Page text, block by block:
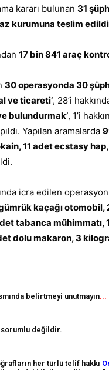
kararı bulunan 31
kurumuna teslim edildi
17 bin 841 araç
30 operasyonda 30
ve ticareti’, 28’i
bulundurmak’, 1’i
Yapılan aramalarda
11 adet ecstasy
icra edilen
kaçağı otomobil,
tabanca mühimmatı,
dolu makaron, 3
belirtmeyi unutmayın...
sorumlu değildir.
her türlü telif hakkı